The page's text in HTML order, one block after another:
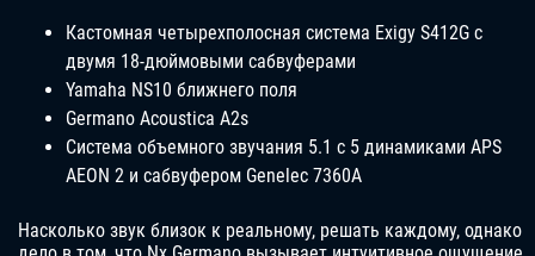
Кастомная четырехполосная система Exigy S412G с
двумя 18-дюймовыми сабвуферами
Yamaha NS10 ближнего поля
Germano Acoustica A2s
Система объемного звучания 5.1 с 5 динамиками APS
AEON 2 и сабвуфером Genelec 7360A
Насколько звук близок к реальному, решать каждому, однако